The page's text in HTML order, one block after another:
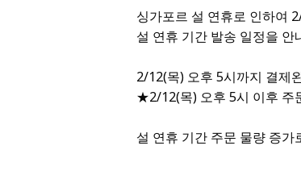
싱가포르 설 연휴로 인하여
설 연휴 기간 발송 일정을
2/12(목) 오후 5시까지 결제
★2/12(목) 오후 5시 이후 주
설 연휴 기간 주문 물량 증